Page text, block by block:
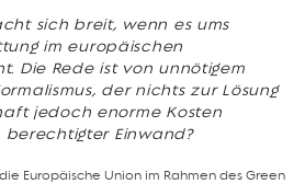
sich breit, wenn es ums
im europäischen
Die Rede ist von unnötigem
der nichts zur Lösung
jedoch enorme Kosten
berechtigter Einwand?
Europäische Union im Rahmen des Green